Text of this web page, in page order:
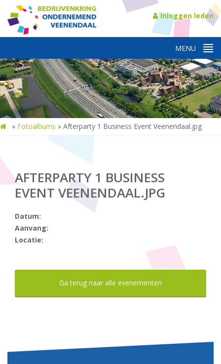
Inloggen leden
» Fotoalbums » Afterparty 1 Business Event Veenendaal.jpg
AFTERPARTY 1 BUSINESS
EVENT VEENENDAAL.JPG
Datum:
Aanvang:
Locatie:
Ga terug naar alle evenementen